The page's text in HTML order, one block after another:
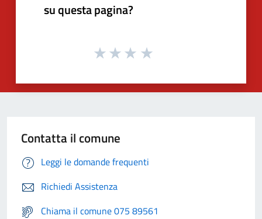
su questa pagina?
Contatta il comune
Leggi le domande frequenti
Richiedi Assistenza
Chiama il comune 075 89561